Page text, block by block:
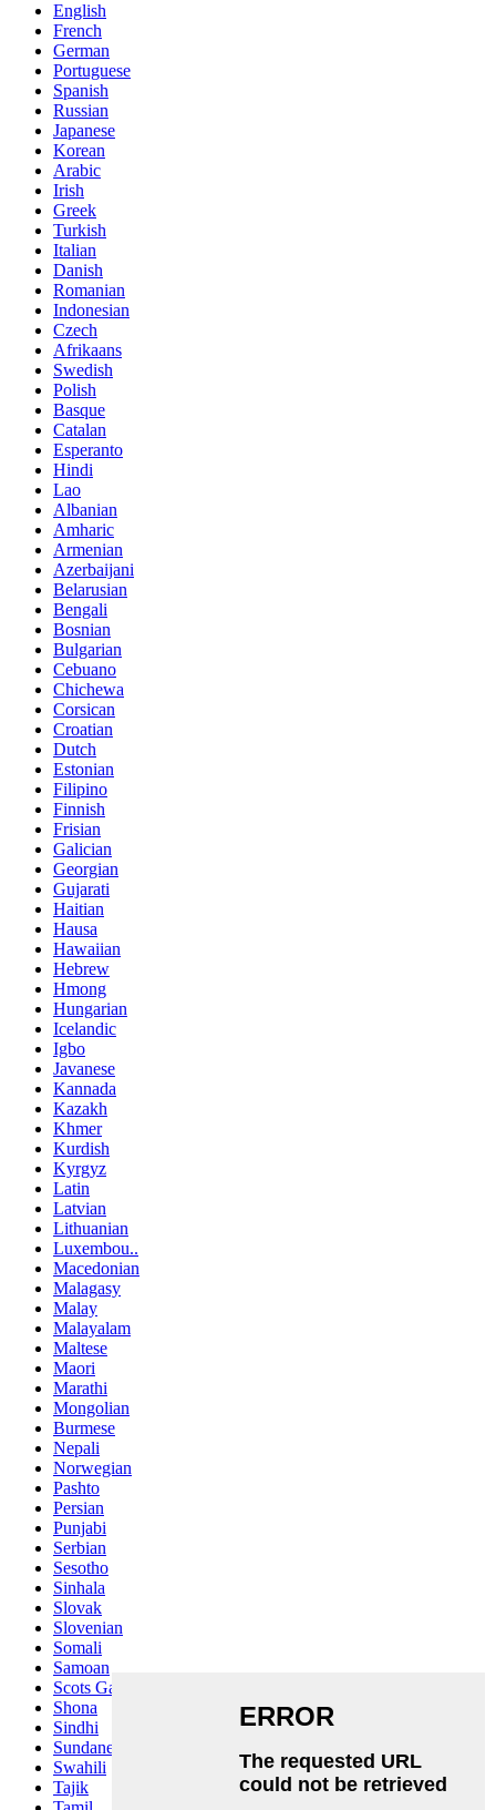
English
French
German
Portuguese
Spanish
Russian
Japanese
Korean
Arabic
Irish
Greek
Turkish
Italian
Danish
Romanian
Indonesian
Czech
Afrikaans
Swedish
Polish
Basque
Catalan
Esperanto
Hindi
Lao
Albanian
Amharic
Armenian
Azerbaijani
Belarusian
Bengali
Bosnian
Bulgarian
Cebuano
Chichewa
Corsican
Croatian
Dutch
Estonian
Filipino
Finnish
Frisian
Galician
Georgian
Gujarati
Haitian
Hausa
Hawaiian
Hebrew
Hmong
Hungarian
Icelandic
Igbo
Javanese
Kannada
Kazakh
Khmer
Kurdish
Kyrgyz
Latin
Latvian
Lithuanian
Luxembou..
Macedonian
Malagasy
Malay
Malayalam
Maltese
Maori
Marathi
Mongolian
Burmese
Nepali
Norwegian
Pashto
Persian
Punjabi
Serbian
Sesotho
Sinhala
Slovak
Slovenian
Somali
Samoan
Scots Gaelic
Shona
Sindhi
Sundanese
Swahili
Tajik